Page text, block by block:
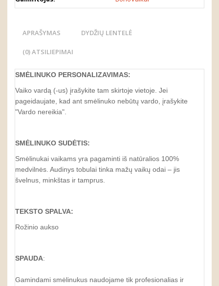
APRAŠYMAS DYDŽIŲ LENTELĖ
(0) ATSILIEPIMAI
SMĖLINUKO PERSONALIZAVIMAS:
Vaiko vardą (-us) įrašykite tam skirtoje vietoje. Jei
pageidaujate, kad ant smėlinuko nebūtų vardo, įrašykite
"Vardo nereikia".
SMĖLINUKO SUDĖTIS:
Smėlinukai vaikams yra pagaminti iš natūralios 100%
medvilnės. Audinys tobulai tinka mažų vaikų odai – jis
švelnus, minkštas ir tamprus.
TEKSTO SPALVA:
Rožinio aukso
SPAUDA:
Gamindami smėlinukus naudojame tik profesionalias ir